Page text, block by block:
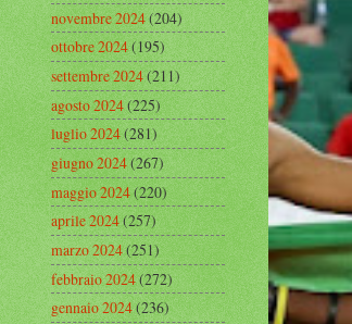
novembre 2024(204)
ottobre 2024(195)
settembre 2024(211)
agosto 2024(225)
luglio 2024(281)
giugno 2024(267)
maggio 2024(220)
aprile 2024(257)
marzo 2024(251)
febbraio 2024(272)
gennaio 2024(236)